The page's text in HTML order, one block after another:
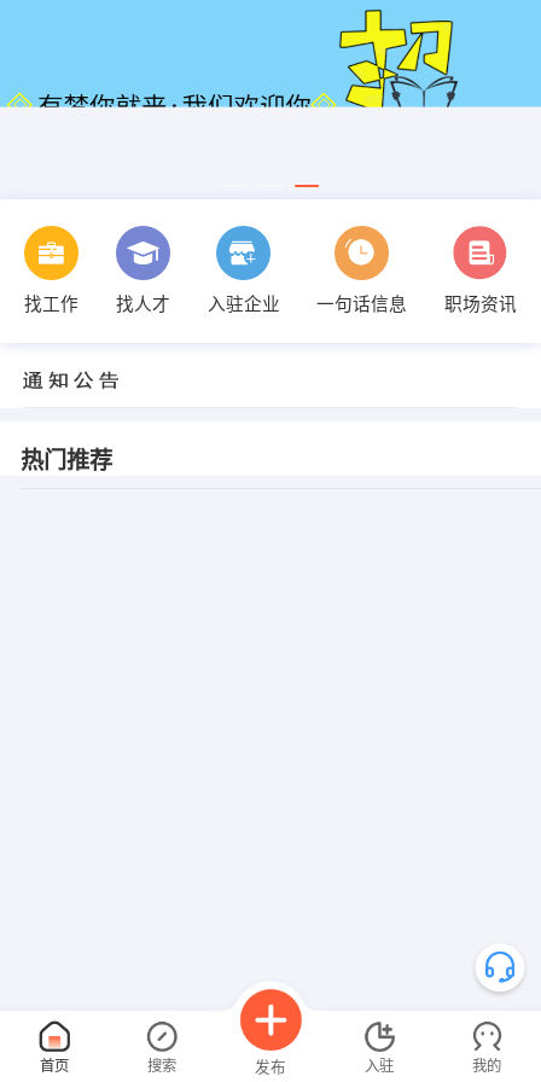
找工作 找人才 入驻企业 一句话信息 职场资讯
热门推荐
首页 搜索 发布 入驻 我的